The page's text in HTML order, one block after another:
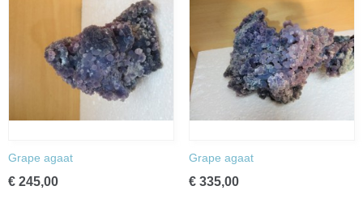
Grape agaat
€ 245,00
Grape agaat
€ 335,00